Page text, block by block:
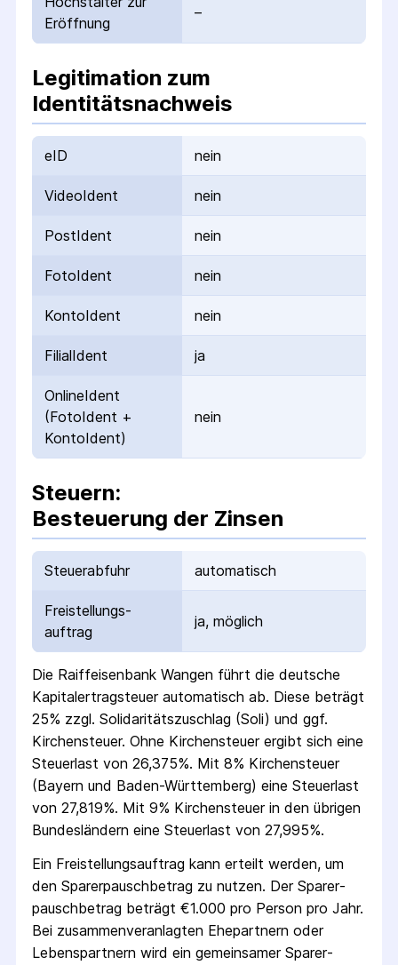
Eröffnung
–
Legitimation zum
Identitätsnachweis
eID nein
VideoIdent nein
PostIdent nein
FotoIdent nein
KontoIdent nein
FilialIdent ja
OnlineIdent
(FotoIdent +
KontoIdent)
nein
Steuern:
Besteuerung der Zinsen
Steuerabfuhr automatisch
Freistellungs­
auftrag
ja, möglich
Die Raiffeisenbank Wangen führt die deutsche
Kapital­ertrag­steuer automatisch ab. Diese beträgt
25% zzgl. Solidaritäts­zuschlag (Soli) und ggf.
Kirchensteuer. Ohne Kirchensteuer ergibt sich eine
Steuerlast von 26,375%. Mit 8% Kirchensteuer
(Bayern und Baden-Württemberg) eine Steuerlast
von 27,819%. Mit 9% Kirchensteuer in den übrigen
Bundesländern eine Steuerlast von 27,995%.
Ein Freistellungs­auftrag kann erteilt werden, um
den Sparer­pausch­betrag zu nutzen. Der Sparer­
pausch­betrag beträgt €1.000 pro Person pro Jahr.
Bei zusammenveranlagten Ehepartnern oder
Lebenspartnern wird ein gemeinsamer Sparer­